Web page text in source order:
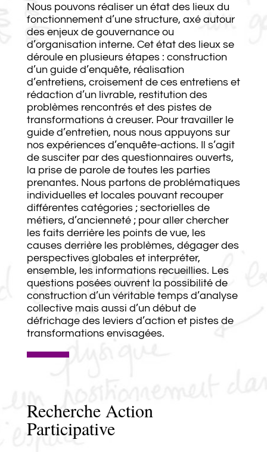
Nous pouvons réaliser un état des lieux du
fonctionnement d’une structure, axé autour
des enjeux de gouvernance ou
d’organisation interne. Cet état des lieux se
déroule en plusieurs étapes : construction
d’un guide d’enquête, réalisation
d’entretiens, croisement de ces entretiens et
rédaction d’un livrable, restitution des
problèmes rencontrés et des pistes de
transformations à creuser. Pour travailler le
guide d’entretien, nous nous appuyons sur
nos expériences d’enquête-actions. Il s’agit
de susciter par des questionnaires ouverts,
la prise de parole de toutes les parties
prenantes. Nous partons de problématiques
individuelles et locales pouvant recouper
différentes catégories ; sectorielles de
métiers, d’ancienneté ; pour aller chercher
les faits derrière les points de vue, les
causes derrière les problèmes, dégager des
perspectives globales et interpréter,
ensemble, les informations recueillies. Les
questions posées ouvrent la possibilité de
construction d’un véritable temps d’analyse
collective mais aussi d’un début de
défrichage des leviers d’action et pistes de
transformations envisagées.
Recherche Action
Participative